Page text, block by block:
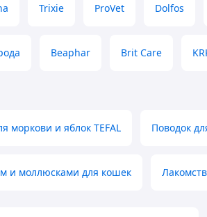
Trixie ProVet Dolfos
Beaphar Brit Care
моркови и яблок TEFAL Поводок
и моллюсками для кошек